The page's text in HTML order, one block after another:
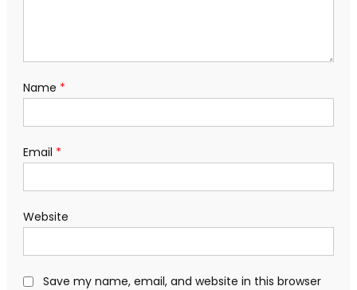
Name *
Email *
Website
Save my name, email, and website in this browser